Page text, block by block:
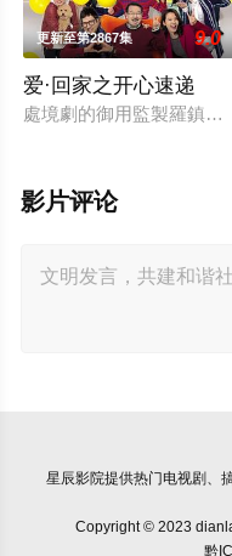
更新至第2867集 9.0
爱·回家之开心速递
處境劇的御用監製羅鎮
影片评论
星辰影院提供热门电视剧、
Copyright © 2023
黔